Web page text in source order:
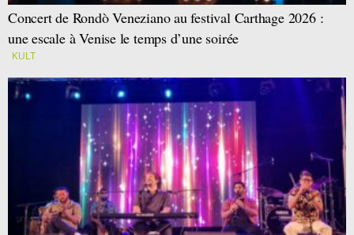
Concert de Rondò Veneziano au festival Carthage 2026 :
une escale à Venise le temps d’une soirée
KULT